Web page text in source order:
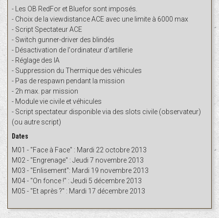
- Les OB RedFor et Bluefor sont imposés.
- Choix de la viewdistance ACE avec une limite à 6000 max
- Script Spectateur ACE
- Switch gunner-driver des blindés
- Désactivation de l'ordinateur d'artillerie
- Réglage des IA
- Suppression du Thermique des véhicules
- Pas de respawn pendant la mission
- 2h max. par mission
- Module vie civile et véhicules
- Script spectateur disponible via des slots civile (observateur)
(ou autre script)
Dates
M01 - "Face à Face" : Mardi 22 octobre 2013
M02 - "Engrenage" : Jeudi 7 novembre 2013
M03 - "Enlisement": Mardi 19 novembre 2013
M04 - "On fonce !" : Jeudi 5 décembre 2013
M05 - "Et après ?" : Mardi 17 décembre 2013